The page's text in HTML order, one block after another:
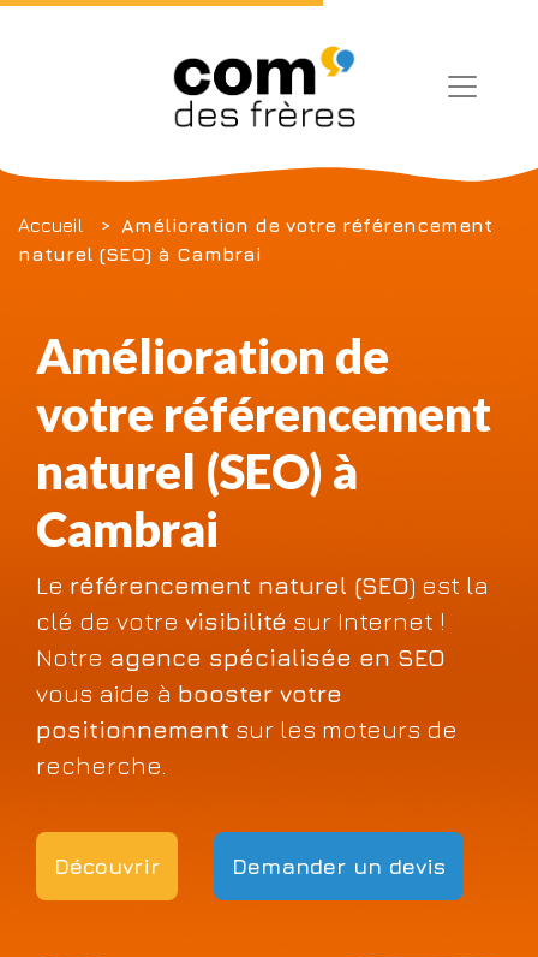
Accueil
Amélioration de votre référencement
naturel (SEO) à Cambrai
Amélioration de
votre référencement
naturel (SEO) à
Cambrai
Le référencement naturel (SEO) est la
clé de votre visibilité sur Internet !
Notre agence spécialisée en SEO
vous aide à booster votre
positionnement sur les moteurs de
recherche.
Découvrir Demander un devis